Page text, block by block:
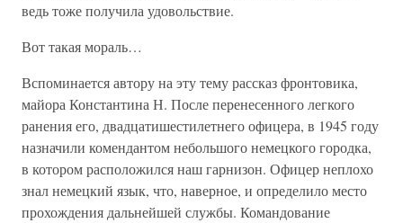
ведь тоже получила удовольствие.
Вот такая мораль…
Вспоминается автору на эту тему рассказ фронтовика,
майора Константина Н. После перенесенного легкого
ранения его, двадцатишестилетнего офицера, в 1945 году
назначили комендантом небольшого немецкого городка,
в котором расположился наш гарнизон. Офицер неплохо
знал немецкий язык, что, наверное, и определило место
прохождения дальнейшей службы. Командование